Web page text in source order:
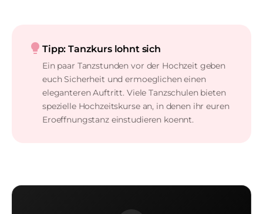
lightbulb Tipp: Tanzkurs lohnt sich
Ein paar Tanzstunden vor der Hochzeit geben
euch Sicherheit und ermoeglichen einen
eleganteren Auftritt. Viele Tanzschulen bieten
spezielle Hochzeitskurse an, in denen ihr euren
Eroeffnungstanz einstudieren koennt.